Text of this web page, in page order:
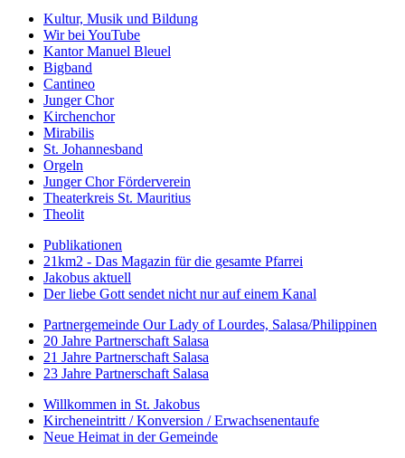
Kultur, Musik und Bildung
Wir bei YouTube
Kantor Manuel Bleuel
Bigband
Cantineo
Junger Chor
Kirchenchor
Mirabilis
St. Johannesband
Orgeln
Junger Chor Förderverein
Theaterkreis St. Mauritius
Theolit
Publikationen
21km2 - Das Magazin für die gesamte Pfarrei
Jakobus aktuell
Der liebe Gott sendet nicht nur auf einem Kanal
Partnergemeinde Our Lady of Lourdes, Salasa/Philippinen
20 Jahre Partnerschaft Salasa
21 Jahre Partnerschaft Salasa
23 Jahre Partnerschaft Salasa
Willkommen in St. Jakobus
Kircheneintritt / Konversion / Erwachsenentaufe
Neue Heimat in der Gemeinde